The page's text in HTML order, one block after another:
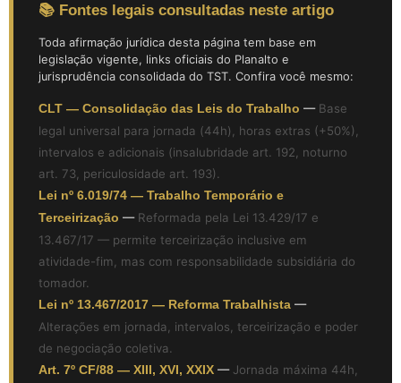
📚 Fontes legais consultadas neste artigo
Toda afirmação jurídica desta página tem base em
legislação vigente, links oficiais do Planalto e
jurisprudência consolidada do TST. Confira você mesmo:
CLT — Consolidação das Leis do Trabalho — Base
legal universal para jornada (44h), horas extras (+50%),
intervalos e adicionais (insalubridade art. 192, noturno
art. 73, periculosidade art. 193).
Lei nº 6.019/74 — Trabalho Temporário e
Terceirização — Reformada pela Lei 13.429/17 e
13.467/17 — permite terceirização inclusive em
atividade-fim, mas com responsabilidade subsidiária do
tomador.
Lei nº 13.467/2017 — Reforma Trabalhista —
Alterações em jornada, intervalos, terceirização e poder
de negociação coletiva.
Art. 7º CF/88 — XIII, XVI, XXIX — Jornada máxima 44h,